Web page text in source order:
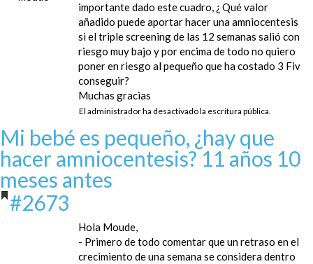
importante dado este cuadro, ¿ Qué valor
añadido puede aportar hacer una amniocentesis
si el triple screening de las 12 semanas salió con
riesgo muy bajo y por encima de todo no quiero
poner en riesgo al pequeño que ha costado 3 Fiv
conseguir?
Muchas gracias
El administrador ha desactivado la escritura pública.
Mi bebé es pequeño, ¿hay que
hacer amniocentesis? 11 años 10
meses antes
#2673
Hola Moude,
- Primero de todo comentar que un retraso en el
crecimiento de una semana se considera dentro